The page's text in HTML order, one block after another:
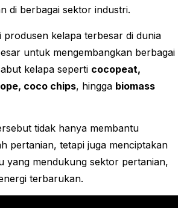
di berbagai sektor industri.
produsen kelapa terbesar di dunia
untuk mengembangkan berbagai
kelapa seperti cocopeat,
coco chips, hingga biomass
tidak hanya membantu
pertanian, tetapi juga menciptakan
yang mendukung sektor pertanian,
terbarukan.